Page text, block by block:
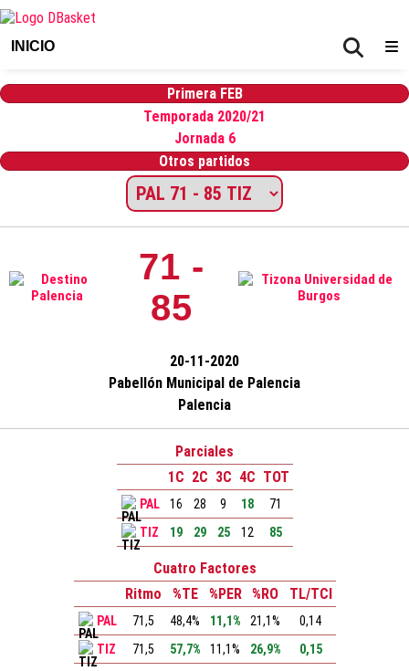
INICIO
Primera FEB
Temporada 2020/21
Jornada 6
Otros partidos
71 -
85
20-11-2020
Pabellón Municipal de Palencia
Palencia
Parciales
1C 2C 3C 4C TOT
PAL 16 28 9 18
71
TIZ
19 29 25 12 85
Cuatro Factores
Ritmo
%TE %PER %RO TL/TCI
PAL 71,5 48,4% 11,1% 21,1%
0,14
TIZ
71,5 57,7% 11,1% 26,9% 0,15